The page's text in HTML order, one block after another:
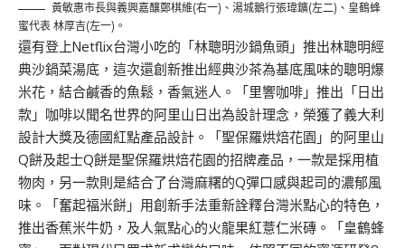
黃敏惠市長與義興嘉釀鄭棋維(右一)、湯城鵝行張瑋鑛(左二)、皇鶴蜂
蜜代表 林厚吉(左一)。
還有登上Netflix台灣小吃的「林聰明沙鍋魚頭」推出林聰明經
典沙鍋菜湯底，這次還創新推出經典沙茶為基底風味的聰明爆
米花，結合鹹香的魚鬆，香氣迷人。「里響咖啡」推出「日出
款」咖啡以聞名世界的阿里山日出為設計理念，榮獲了義大利
設計大獎及德國紅點產品設計。「聖保羅烘焙花園」的阿里山
Q餅及起士Q餅是聖保羅烘焙花園的招牌產品，一款是採用植
物肉，另一款則是結合了台灣麻糬的Q彈口感與起司的濃郁風
味。「奮起福米餅」用創新手法重新詮釋台灣米點心的特色，
推出香蕉米牛奶，及人氣點心的火龍果紅薏仁米磚。「皇鶴蜂